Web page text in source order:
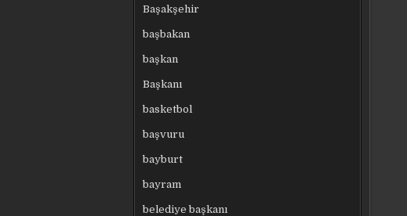
Başakşehir
başbakan
başkan
Başkanı
basketbol
başvuru
bayburt
bayram
belediye başkanı